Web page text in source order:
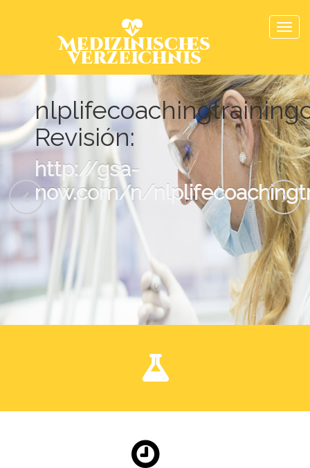
Medizinisches
Verzeichnis
Revisión:
http://gsa-
now.com/n/